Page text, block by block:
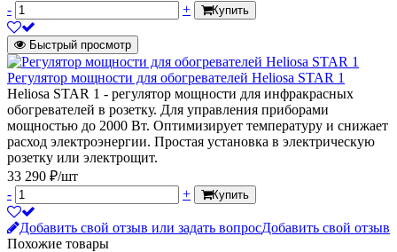
-
+ Купить
Быстрый просмотр
Регулятор мощности для обогревателей Heliosa STAR 1
Heliosa STAR 1 - регулятор мощности для инфракрасных
обогревателей в розетку. Для управления приборами
мощностью до 2000 Вт. Оптимизирует температуру и снижает
расход электроэнергии. Простая установка в электрическую
розетку или электрощит.
33 290 ₽/шт
-
+ Купить
Добавить свой отзыв или задать вопросДобавить свой отзыв
Похожие товары